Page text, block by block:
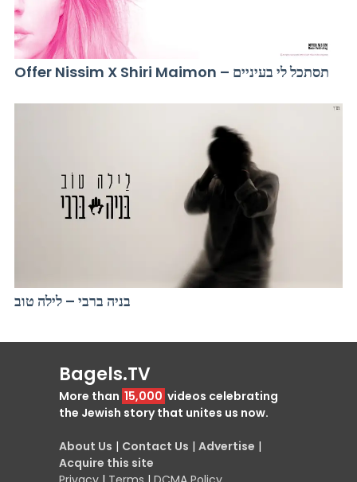
Offer Nissim X Shiri Maimon – תסתכל לי בעיניים
בניה ברבי – לילה טוב
Bagels.TV
More than 15,000 videos celebrating
the Jewish story that unites us now.
About Us | Contact Us | Advertise |
Acquire this site